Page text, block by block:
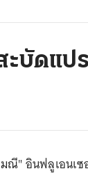
บัดแป
" อินฟลูเอนเซ